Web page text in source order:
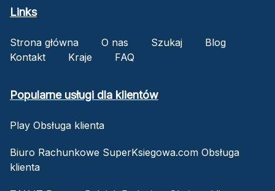
Links
Strona główna O nas Szukaj
Blog
Kontakt
Kraje FAQ
Popularne usługi dla klientów
Play Obsługa klienta
Biuro Rachunkowe SuperKsiegowa.com Obsługa
klienta